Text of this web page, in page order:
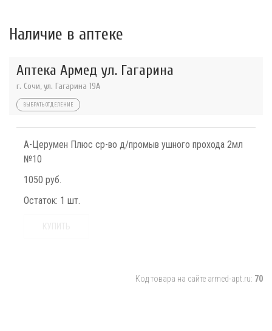
Наличие в аптеке
Аптека Армед ул. Гагарина
г. Сочи, ул. Гагарина 19А
ВЫБРАТЬ ОТДЕЛЕНИЕ
А-Церумен Плюс ср-во д/промыв ушного прохода 2мл
№10
1050 руб.
Остаток: 1 шт.
Код товара на сайте armed-apt.ru: 70